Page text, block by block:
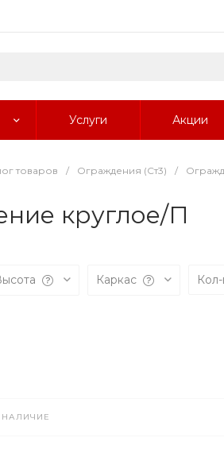
Услуги Акции
товаров / Ограждения (Ст3) /
круглое/П
Каркас
НАЛИЧИЕ